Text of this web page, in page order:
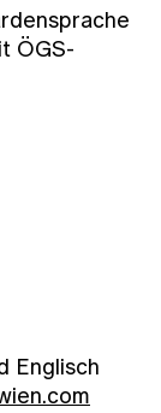
ÖGS-
Englisch